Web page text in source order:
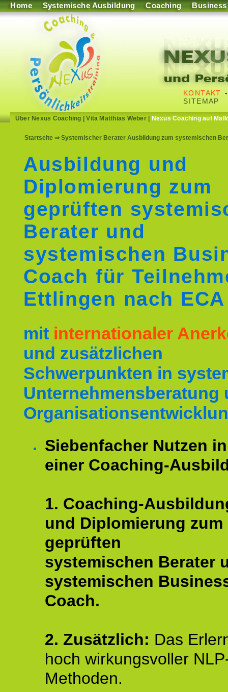
Home Systemische Ausbildung Coaching Business
KONTAKT
SITEMAP
Über Nexus Coaching |Vita Matthias Weber| Nexus Coaching auf
Startseite ⇒ Systemischer Berater Ausbildung zum systemischen
Ausbildung und
Diplomierung zum
geprüften
Berater und
systemischen
Coach für
Ettlingen nach ECA
mit internationaler
und zusätzlichen
Schwerpunkten in
Unternehmensberatung
Siebenfacher Nutzen in
einer Coaching-
1. Coaching-
und Diplomierung zum
geprüften
systemischen Berater
systemischen
Coach.
2. Zusätzlich: Das
hoch wirkungsvoller
Methoden.